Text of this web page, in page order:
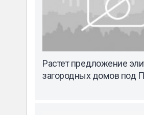
Растет предложение
загородных домов под